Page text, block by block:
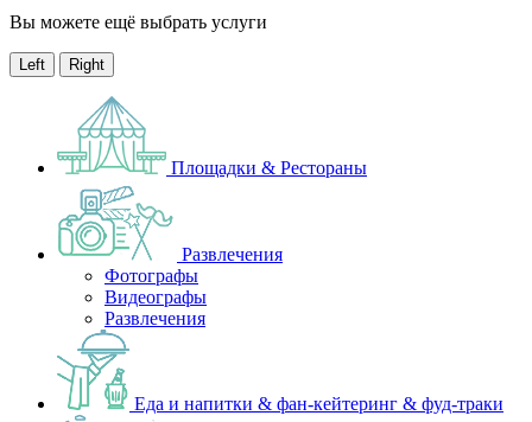
Вы можете ещё выбрать услуги
Left Right
Площадки & Рестораны
Развлечения
Фотографы
Видеографы
Развлечения
Еда и напитки & фан-кейтеринг & фуд-траки